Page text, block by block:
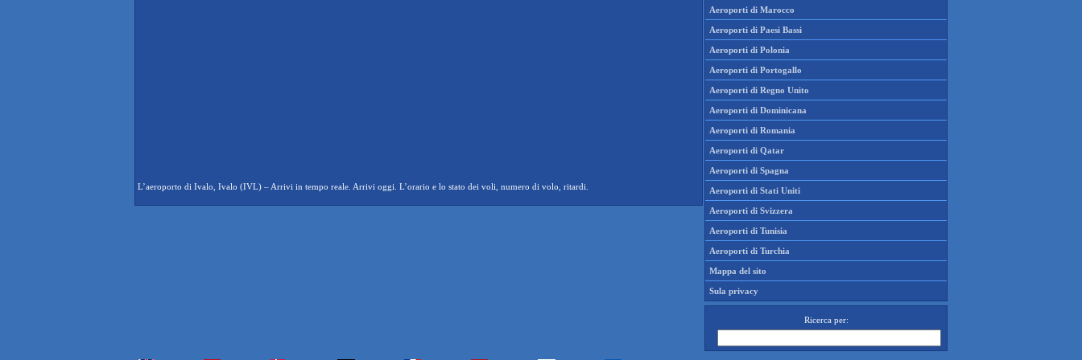
L’aeroporto di Ivalo, Ivalo (IVL) – Arrivi in tempo reale. Arrivi oggi. L’orario e lo stato dei voli, numero di volo, ritardi.
Aeroporti di Marocco
Aeroporti di Paesi Bassi
Aeroporti di Polonia
Aeroporti di Portogallo
Aeroporti di Regno Unito
Aeroporti di Dominicana
Aeroporti di Romania
Aeroporti di Qatar
Aeroporti di Spagna
Aeroporti di Stati Uniti
Aeroporti di Svizzera
Aeroporti di Tunisia
Aeroporti di Turchia
Mappa del sito
Sula privacy
Ricerca per: